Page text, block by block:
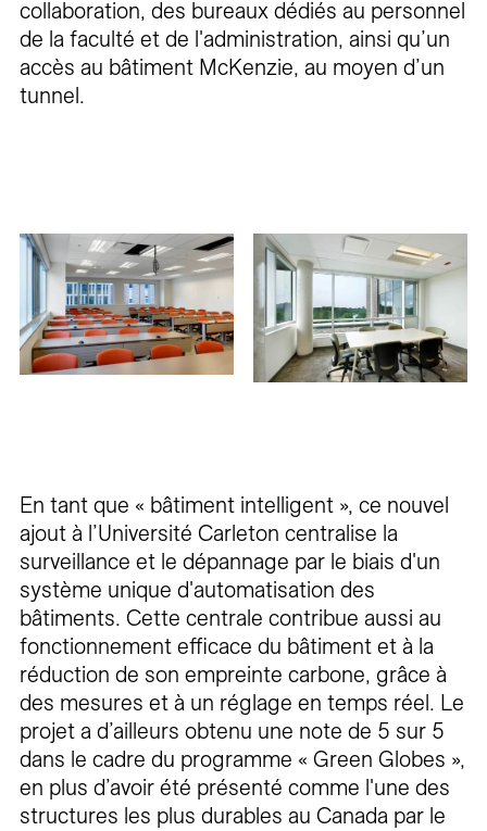
collaboration, des bureaux dédiés au personnel
de la faculté et de l'administration, ainsi qu’un
accès au bâtiment McKenzie, au moyen d’un
tunnel.
En tant que « bâtiment intelligent », ce nouvel
ajout à l’Université Carleton centralise la
surveillance et le dépannage par le biais d'un
système unique d'automatisation des
bâtiments. Cette centrale contribue aussi au
fonctionnement efficace du bâtiment et à la
réduction de son empreinte carbone, grâce à
des mesures et à un réglage en temps réel. Le
projet a d’ailleurs obtenu une note de 5 sur 5
dans le cadre du programme « Green Globes »,
en plus d’avoir été présenté comme l'une des
structures les plus durables au Canada par le